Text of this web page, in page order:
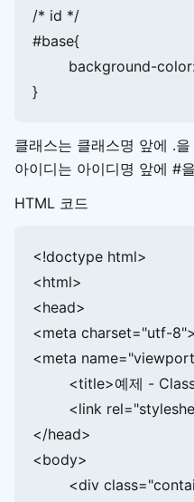
/* id */
#base{
}
클래스는 클래스명 앞에 .
아이디는 아이디명 앞에 #
HTML 코드
<!doctype html>
<html>
<head>
<meta charset="utf-8">
<meta
</head>
<body>